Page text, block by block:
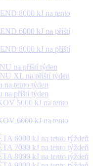
8000 kJ na tento
6000 kJ na příští
8000 kJ na příští
na příští týden
XL na příští týden
na tento týden
na příští týden
5000 kJ na tento
6000 kJ na tento
6000 kJ na tento týždeň
7000 kJ na tento týždeň
8000 kJ na tento týždeň